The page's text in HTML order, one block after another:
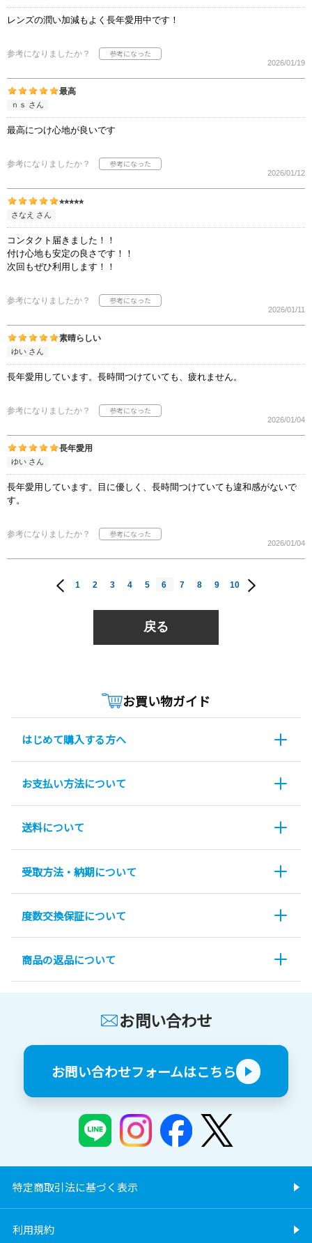
レンズの潤い加減もよく長年愛用中です！
参考になりましたか？
2026/01/19
最高
ｎｓ さん
最高につけ心地が良いです
参考になりましたか？
2026/01/12
⭐︎⭐︎⭐︎⭐︎⭐︎
さなえ さん
コンタクト届きました！！
付け心地も安定の良さです！！
次回もぜひ利用します！！
参考になりましたか？
2026/01/11
素晴らしい
ゆい さん
長年愛用しています。長時間つけていても、疲れません。
参考になりましたか？
2026/01/04
長年愛用
ゆい さん
長年愛用しています。目に優しく、長時間つけていても違和感がないで
す。
参考になりましたか？
2026/01/04
1 2 3 4 5 6 7 8 9 10
戻る
お買い物ガイド
はじめて購入する方へ
お支払い方法について
送料について
受取方法・納期について
度数交換保証について
商品の返品について
お問い合わせ
お問い合わせフォームはこちら
特定商取引法に基づく表示
利用規約